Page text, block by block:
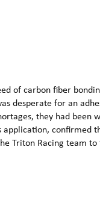
of carbon fiber
desperate for an
they had been
confirmed
Triton Racing team